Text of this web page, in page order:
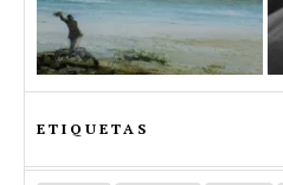
ETIQUETAS